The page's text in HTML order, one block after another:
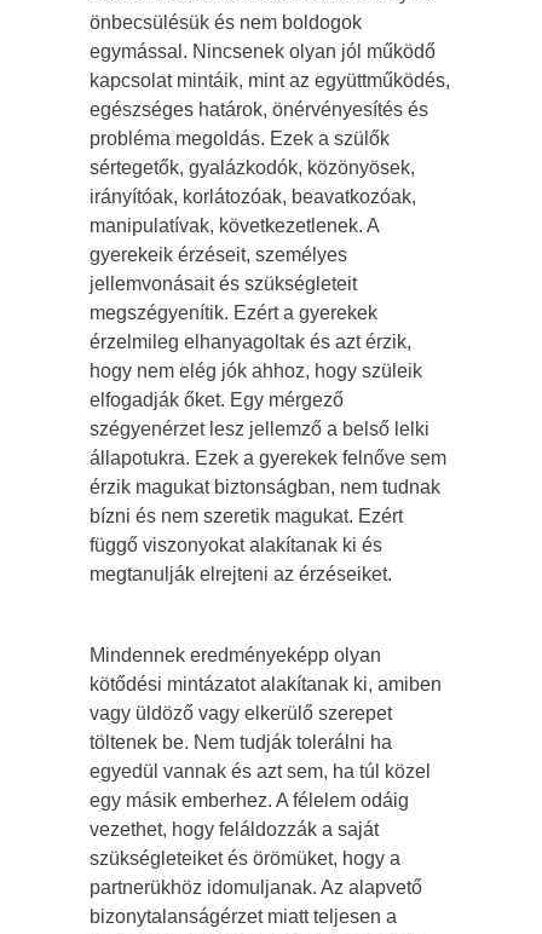
önbecsülésük és nem boldogok
egymással. Nincsenek olyan jól működő
kapcsolat mintáik, mint az együttműködés,
egészséges határok, önérvényesítés és
probléma megoldás. Ezek a szülők
sértegetők, gyalázkodók, közönyösek,
irányítóak, korlátozóak, beavatkozóak,
manipulatívak, következetlenek. A
gyerekeik érzéseit, személyes
jellemvonásait és szükségleteit
megszégyenítik. Ezért a gyerekek
érzelmileg elhanyagoltak és azt érzik,
hogy nem elég jók ahhoz, hogy szüleik
elfogadják őket. Egy mérgező
szégyenérzet lesz jellemző a belső lelki
állapotukra. Ezek a gyerekek felnőve sem
érzik magukat biztonságban, nem tudnak
bízni és nem szeretik magukat. Ezért
függő viszonyokat alakítanak ki és
megtanulják elrejteni az érzéseiket.
Mindennek eredményeképp olyan
kötődési mintázatot alakítanak ki, amiben
vagy üldöző vagy elkerülő szerepet
töltenek be. Nem tudják tolerálni ha
egyedül vannak és azt sem, ha túl közel
egy másik emberhez. A félelem odáig
vezethet, hogy feláldozzák a saját
szükségleteiket és örömüket, hogy a
partnerükhöz idomuljanak. Az alapvető
bizonytalanságérzet miatt teljesen a